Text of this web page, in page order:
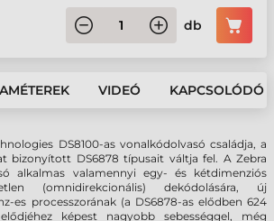
db
VIDEÓ KAPCSOLÓDÓ
DS8100-as vonalkódolvasó családja, a
bizonyított DS6878 típusait váltja fel. A Zebra
alkalmas valamennyi egy- és kétdimenziós
(omnidirekcionális) dekódolására, új
es processzorának (a DS6878-as elődben 624
képest nagyobb sebességgel, még